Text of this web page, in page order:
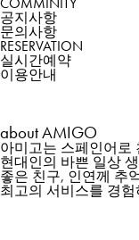
공지사항
문의사항
RESERVATION
실시간예약
이용안내
aboutAMIGO
아미고는 스페인어로
현대인의 바쁜 일상
좋은 친구, 인연께 추
최고의 서비스를 경